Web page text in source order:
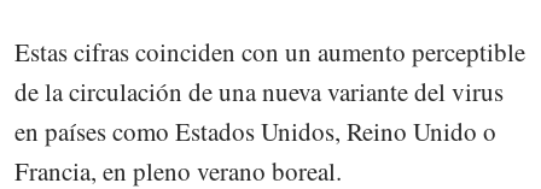
Estas cifras coinciden con un aumento perceptible
de la circulación de una nueva variante del virus
en países como Estados Unidos, Reino Unido o
Francia, en pleno verano boreal.